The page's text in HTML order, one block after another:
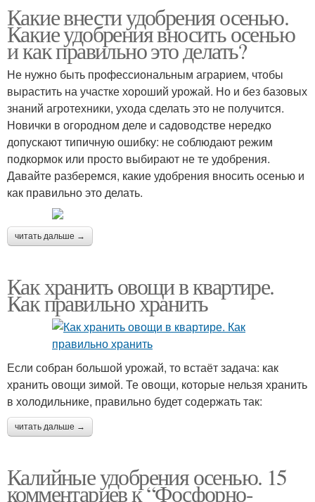
Какие внести удобрения осенью.
Какие удобрения вносить осенью
и как правильно это делать?
Не нужно быть профессиональным аграрием, чтобы
вырастить на участке хороший урожай. Но и без базовых
знаний агротехники, ухода сделать это не получится.
Новички в огородном деле и садоводстве нередко
допускают типичную ошибку: не соблюдают режим
подкормок или просто выбирают не те удобрения.
Давайте разберемся, какие удобрения вносить осенью и
как правильно это делать.
читать дальше →
Как хранить овощи в квартире.
Как правильно хранить
Если собран большой урожай, то встаёт задача: как
хранить овощи зимой. Те овощи, которые нельзя хранить
в холодильнике, правильно будет содержать так:
читать дальше →
Калийные удобрения осенью. 15
комментариев к “Фосфорно-